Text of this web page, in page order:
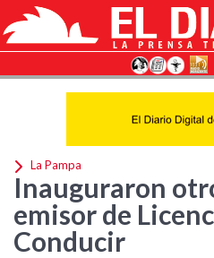
La Pampa
Inauguraron
emisor de
Conducir